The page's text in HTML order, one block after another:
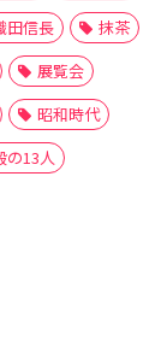
田信長
抹茶
展覧会
昭和時代
の13人